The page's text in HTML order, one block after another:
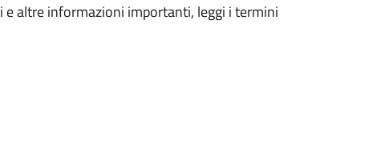
e altre informazioni importanti, leggi i termini